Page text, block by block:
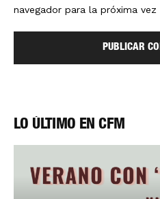
navegador para la próxima
LO ÚLTIMO EN CFM